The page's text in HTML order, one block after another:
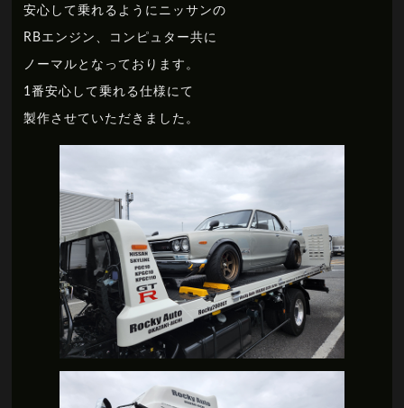
安心して乗れるようにニッサンの
RBエンジン、コンピュター共に
ノーマルとなっております。
1番安心して乗れる仕様にて
製作させていただきました。